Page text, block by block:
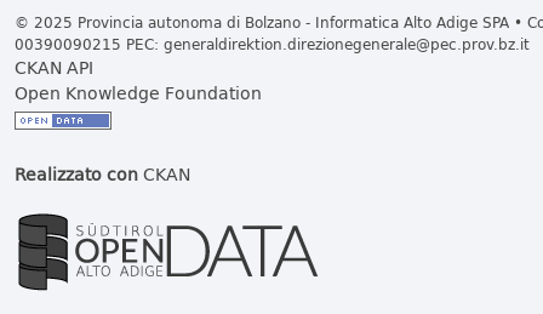
© 2025 Provincia autonoma di Bolzano - Informatica Alto Adige SPA •
00390090215 PEC: generaldirektion.direzionegenerale@pec.prov.bz.it
CKAN API
Open Knowledge Foundation
Realizzato conCKAN